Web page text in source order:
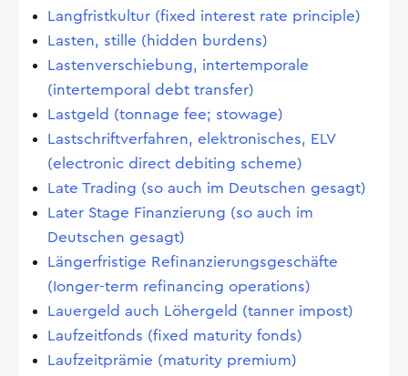
Langfristkultur (fixed interest rate principle)
Lasten, stille (hidden burdens)
Lastenverschiebung, intertemporale
(intertemporal debt transfer)
Lastgeld (tonnage fee; stowage)
Lastschriftverfahren, elektronisches, ELV
(electronic direct debiting scheme)
Late Trading (so auch im Deutschen gesagt)
Later Stage Finanzierung (so auch im
Deutschen gesagt)
Längerfristige Refinanzierungsgeschäfte
(Ionger-term refinancing operations)
Lauergeld auch Löhergeld (tanner impost)
Laufzeitfonds (fixed maturity fonds)
Laufzeitprämie (maturity premium)